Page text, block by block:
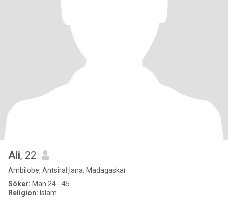
Ali, 22
Ambilobe, AntsiraḤana, Madagaskar
Söker: Man 24 - 45
Religion: Islam